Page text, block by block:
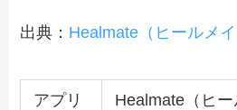
出典： Healmate（ヒールメイ
アプリ
Healmate（ヒー